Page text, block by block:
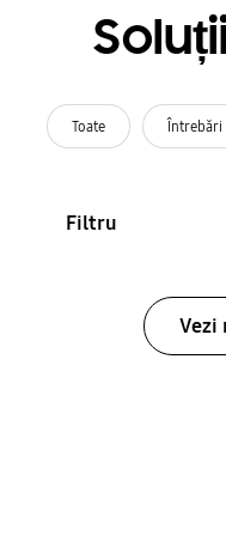
Toate Întrebări
Filtru
Vezi